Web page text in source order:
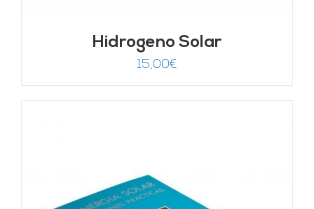
Hidrogeno Solar
15,00€